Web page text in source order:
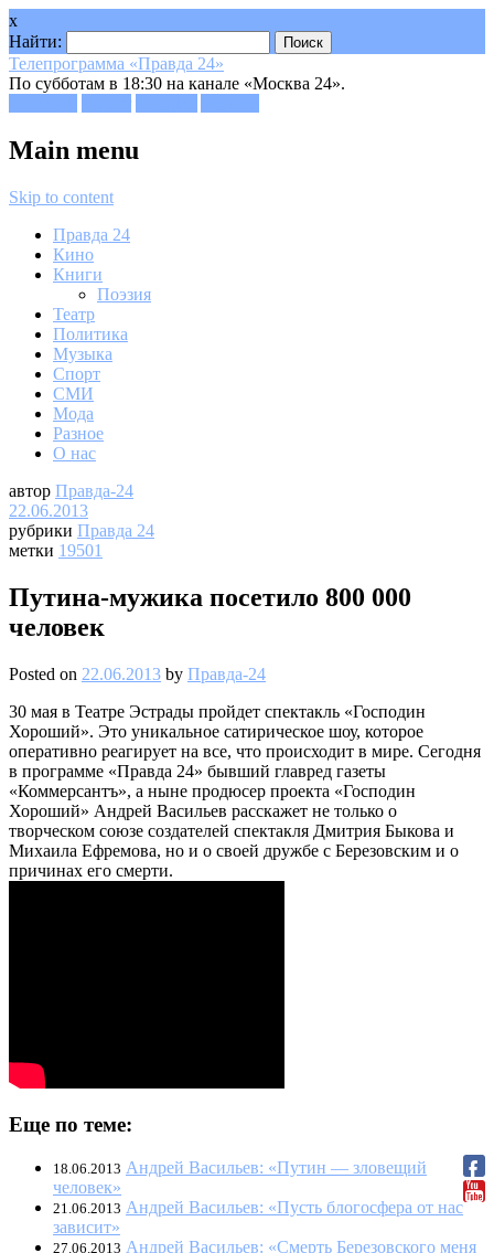
x
Найти:
Телепрограмма «Правда 24»
По субботам в 18:30 на канале «Москва 24».
Main menu
Skip to content
Правда 24
Кино
Книги
Поэзия
Театр
Политика
Музыка
Спорт
СМИ
Мода
Разное
О нас
автор Правда-24
22.06.2013
рубрики Правда 24
метки 19501
Путина-мужика посетило 800 000
человек
Posted on 22.06.2013 by Правда-24
30 мая в Театре Эстрады пройдет спектакль «Господин
Хороший». Это уникальное сатирическое шоу, которое
оперативно реагирует на все, что происходит в мире. Сегодня
в программе «Правда 24» бывший главред газеты
«Коммерсантъ», а ныне продюсер проекта «Господин
Хороший» Андрей Васильев расскажет не только о
творческом союзе создателей спектакля Дмитрия Быкова и
Михаила Ефремова, но и о своей дружбе с Березовским и о
причинах его смерти.
Еще по теме:
18.06.2013 Андрей Васильев: «Путин — зловещий
человек»
21.06.2013 Андрей Васильев: «Пусть блогосфера от нас
зависит»
27.06.2013 Андрей Васильев: «Смерть Березовского меня